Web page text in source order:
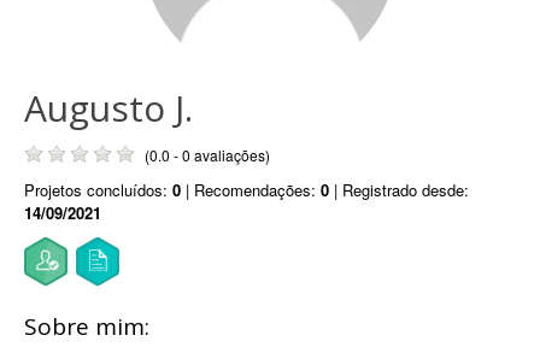
Augusto J.
(0.0 - 0 avaliações)
Projetos concluídos: 0 | Recomendações: 0 | Registrado desde:
14/09/2021
Sobre mim: